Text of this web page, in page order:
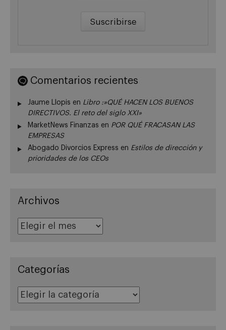
Comentarios recientes
Jaume Llopis en Libro :»QUÉ HACEN LOS BUENOS
DIRECTIVOS. El reto del siglo XXI»
MarketNews Finanzas en POR QUÉ FRACASAN LAS
EMPRESAS
Abogado Divorcios Express en Estilos de dirección y
prioridades de los CEOs
Archivos
Categorías